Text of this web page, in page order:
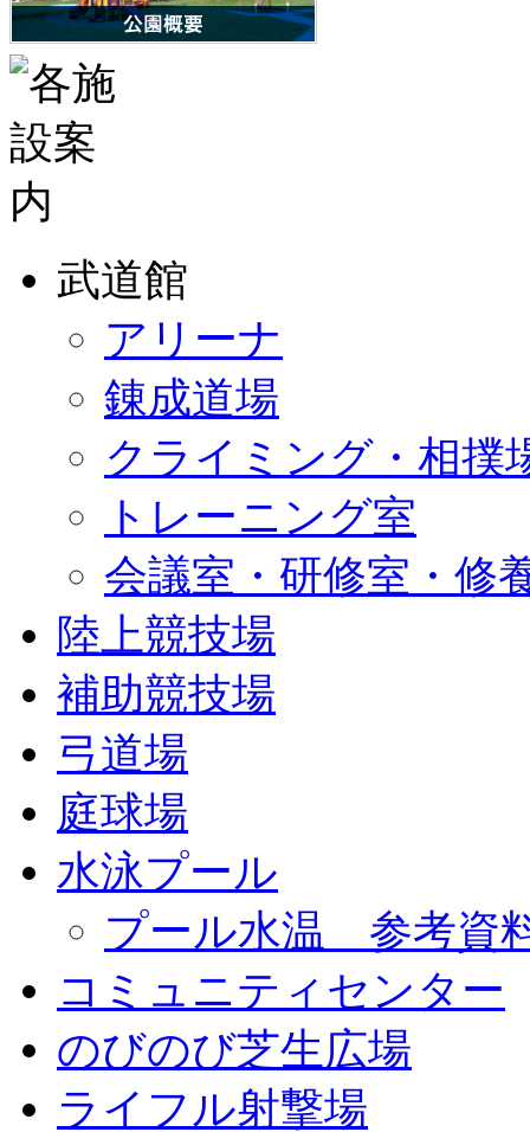
武道館
アリーナ
錬成道場
クライミング・相撲
トレーニング室
会議室・研修室・修
陸上競技場
補助競技場
弓道場
庭球場
水泳プール
プール水温 参考資
コミュニティセンター
のびのび芝生広場
ライフル射撃場